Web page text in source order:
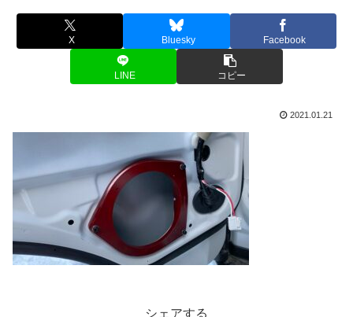
X Bluesky Facebook
LINE コピー
2021.01.21
シェアする